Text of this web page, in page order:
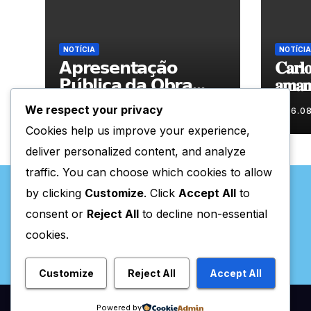
NOTÍCIA
𝗔𝗽𝗿𝗲𝘀𝗲𝗻𝘁𝗮𝗰̧𝗮̃𝗼
𝗣𝘂́𝗯𝗹𝗶𝗰𝗮 𝗱𝗮 𝗢𝗯𝗿𝗮
“𝗣𝗿𝗼𝗰𝘂𝗿𝗼 𝗮
𝗙𝗲𝗹𝗶𝗰𝗶𝗱𝗮𝗱𝗲 𝗲 𝗲𝗹𝗮
𝗺𝗼𝗿𝗮 𝗰𝗼𝗺𝗶𝗴𝗼”
06.08.2026
NOTÍCIA
𝐀𝐫𝐭𝐞𝐬
Valpaços Online
We respect your privacy
Cookies help us improve your experience,
deliver personalized content, and analyze
traffic. You can choose which cookies to allow
by clicking Customize. Click Accept All to
consent or Reject All to decline non-essential
cookies.
Customize Reject All Accept All
Powered by